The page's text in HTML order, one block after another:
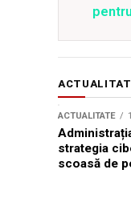
ACTUALITATE
strategia
scoasă de